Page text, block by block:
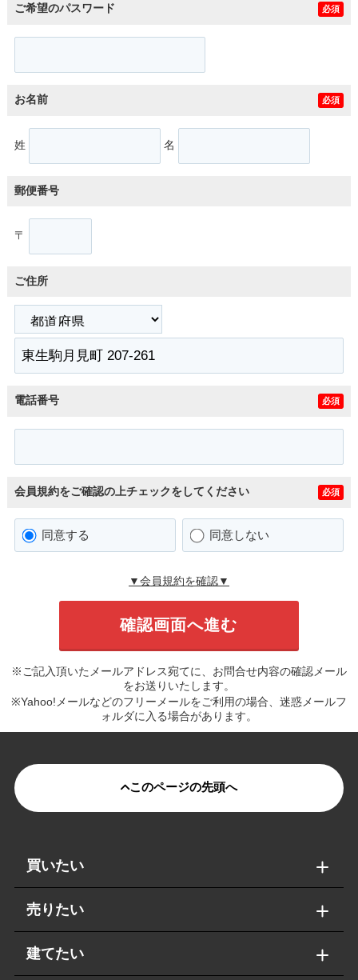
ご希望のパスワード 必須
お名前 必須
姓 名
郵便番号
〒
ご住所
電話番号 必須
会員規約をご確認の上チェックをしてください 必須
同意する 同意しない
▼会員規約を確認▼
※ご記入頂いたメールアドレス宛てに、お問合せ内容の確認メール
をお送りいたします。
※Yahoo!メールなどのフリーメールをご利用の場合、迷惑メールフ
ォルダに入る場合があります。
このページの先頭へ
買いたい
売りたい
建てたい